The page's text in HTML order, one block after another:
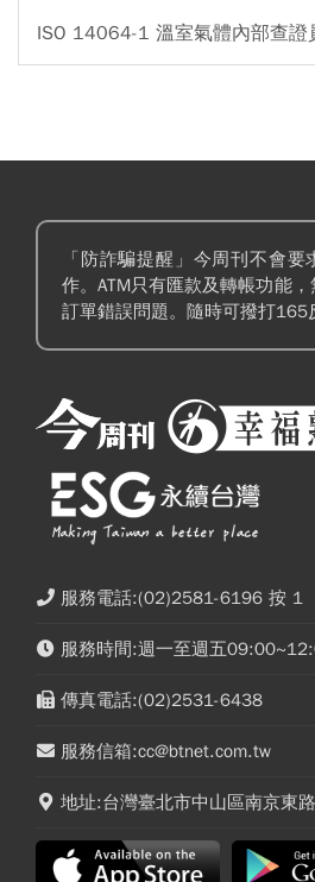
ISO 14064-1 溫室氣體內部查證
「防詐騙提醒」今周刊不會要
作。ATM只有匯款及轉帳功能
訂單錯誤問題。隨時可撥打165
服務電話:(02)2581-6196 按 1
服務時間:週一至週五
傳真電話:(02)2531-6438
服務信箱:cc@btnet.com.tw
地址:台灣臺北市中山區南京東